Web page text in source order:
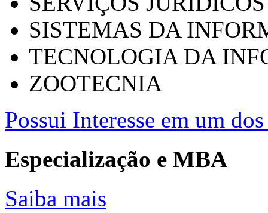
SISTEMAS DA
TECNOLOGIA DA
ZOOTECNIA
Possui Interesse em um
Especialização e MBA
Saiba mais